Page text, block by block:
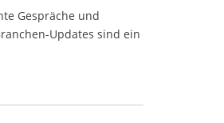
Gespräche und
Updates sind ein